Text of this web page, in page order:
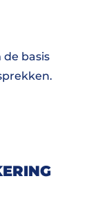
basis